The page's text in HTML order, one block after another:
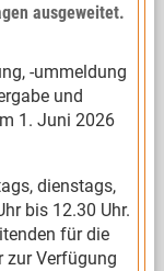
ausgeweitet.
-ummeldung
und
1. Juni 2026
dienstags,
bis 12.30 Uhr.
für die
zur Verfügung